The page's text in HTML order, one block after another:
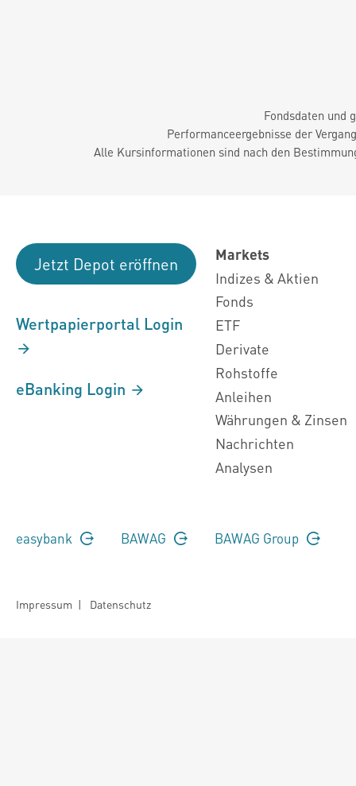
Fondsdaten und
Performanceergebnisse der
Alle Kursinformationen sind nach den
Jetzt Depot eröffnen
Wertpapierportal Login
eBanking Login
Markets
Indizes & Aktien
Fonds
ETF
Derivate
Rohstoffe
Anleihen
Währungen & Zinsen
Nachrichten
Analysen
easybank BAWAG BAWAG Group
Impressum | Datenschutz